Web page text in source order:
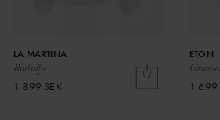
Rodolfo
LA MARTINA
1 899 SEK
ETON
1 699